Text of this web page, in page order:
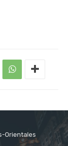
Orientales